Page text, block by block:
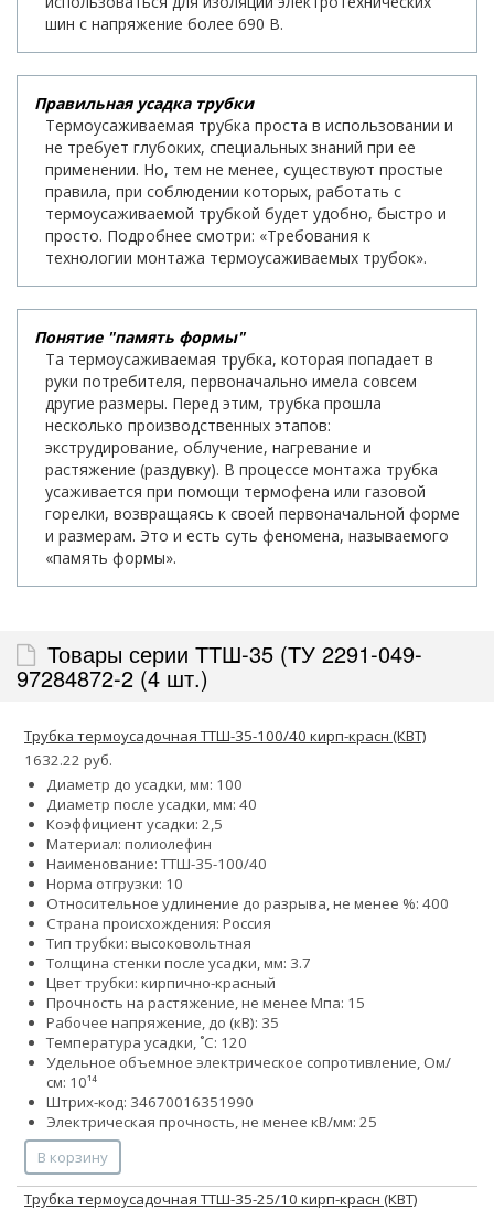
шин с напряжение более 690 В.
Правильная усадка трубки
Термоусаживаемая трубка проста в использовании и
не требует глубоких, специальных знаний при ее
применении. Но, тем не менее, существуют простые
правила, при соблюдении которых, работать с
термоусаживаемой трубкой будет удобно, быстро и
просто. Подробнее смотри: «Требования к
технологии монтажа термоусаживаемых трубок».
Понятие "память формы"
Та термоусаживаемая трубка, которая попадает в
руки потребителя, первоначально имела совсем
другие размеры. Перед этим, трубка прошла
несколько производственных этапов:
экструдирование, облучение, нагревание и
растяжение (раздувку). В процессе монтажа трубка
усаживается при помощи термофена или газовой
горелки, возвращаясь к своей первоначальной форме
и размерам. Это и есть суть феномена, называемого
«память формы».
Товары серии ТТШ-35 (ТУ 2291-049-
97284872-2 (4 шт.)
Трубка термоусадочная ТТШ-35-100/40 кирп-красн (КВТ)
1632.22 руб.
Диаметр до усадки, мм: 100
Диаметр после усадки, мм: 40
Коэффициент усадки: 2,5
Материал: полиолефин
Наименование: ТТШ-35-100/40
Норма отгрузки: 10
Относительное удлинение до разрыва, не менее %: 400
Страна происхождения: Россия
Тип трубки: высоковольтная
Толщина стенки после усадки, мм: 3.7
Цвет трубки: кирпично-красный
Прочность на растяжение, не менее Мпа: 15
Рабочее напряжение, до (кВ): 35
Температура усадки, ˚С: 120
Удельное объемное электрическое сопротивление, Ом/
см: 10¹⁴
Штрих-код: 34670016351990
Электрическая прочность, не менее кВ/мм: 25
В корзину
Трубка термоусадочная ТТШ-35-25/10 кирп-красн (КВТ)